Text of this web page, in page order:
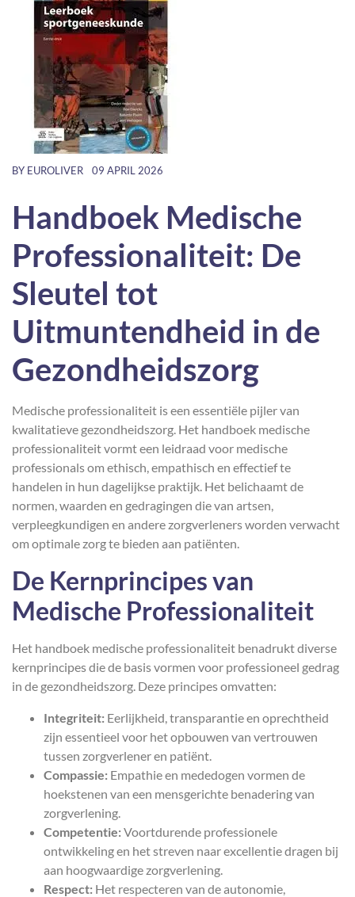
BY EUROLIVER 09 APRIL 2026
Handboek Medische
Professionaliteit: De
Sleutel tot
Uitmuntendheid in de
Gezondheidszorg
Medische professionaliteit is een essentiële pijler van
kwalitatieve gezondheidszorg. Het handboek medische
professionaliteit vormt een leidraad voor medische
professionals om ethisch, empathisch en effectief te
handelen in hun dagelijkse praktijk. Het belichaamt de
normen, waarden en gedragingen die van artsen,
verpleegkundigen en andere zorgverleners worden verwacht
om optimale zorg te bieden aan patiënten.
De Kernprincipes van
Medische Professionaliteit
Het handboek medische professionaliteit benadrukt diverse
kernprincipes die de basis vormen voor professioneel gedrag
in de gezondheidszorg. Deze principes omvatten:
Integriteit: Eerlijkheid, transparantie en oprechtheid
zijn essentieel voor het opbouwen van vertrouwen
tussen zorgverlener en patiënt.
Compassie: Empathie en mededogen vormen de
hoekstenen van een mensgerichte benadering van
zorgverlening.
Competentie:Voortdurende professionele
ontwikkeling en het streven naar excellentie dragen bij
aan hoogwaardige zorgverlening.
Respect: Het respecteren van de autonomie,